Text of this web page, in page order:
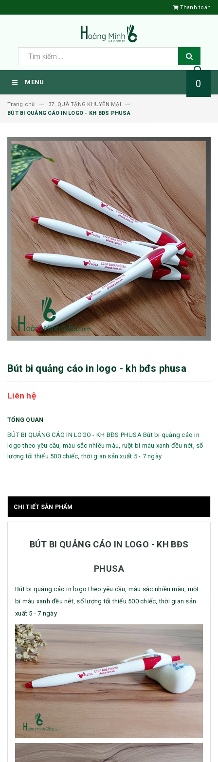
Thanh toán
MENU 0
Trang chủ
37. QUÀ TẶNG KHUYẾN MẠI
BÚT BI QUẢNG CÁO IN LOGO - KH BĐS PHUSA
Bút bi quảng cáo in logo - kh bđs phusa
Liên hệ
TỔNG QUAN
BÚT BI QUẢNG CÁO IN LOGO - KH BĐS PHUSA Bút bi quảng cáo in
logo theo yêu cầu, màu sắc nhiều màu, ruột bi màu xanh đều nét, số
lượng tối thiểu 500 chiếc, thời gian sản xuất 5 - 7 ngày
CHI TIẾT SẢN PHẨM
BÚT BI QUẢNG CÁO IN LOGO - KH BĐS
PHUSA
Bút bi quảng cáo in logo theo yêu cầu, màu sắc nhiều màu, ruột
bi màu xanh đều nét, số lượng tối thiểu 500 chiếc, thời gian sản
xuất 5 - 7 ngày